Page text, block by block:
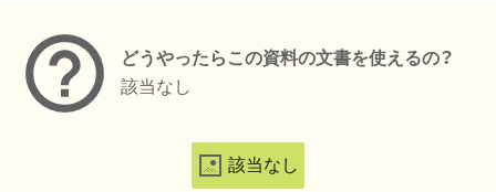
どうやったらこの資料の文書を使えるの？
該当なし
該当なし